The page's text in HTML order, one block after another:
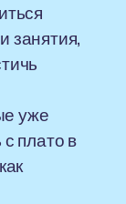
занятия,
уже
плато в